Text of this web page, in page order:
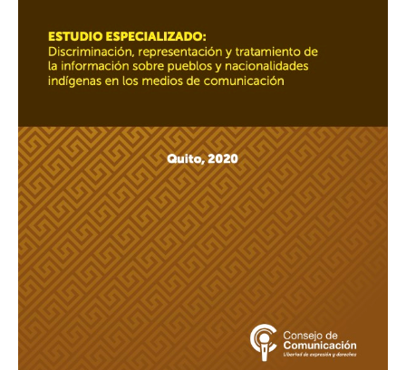
información
sobre
pueblos
indígenas
en
los
medios
de
comunicación